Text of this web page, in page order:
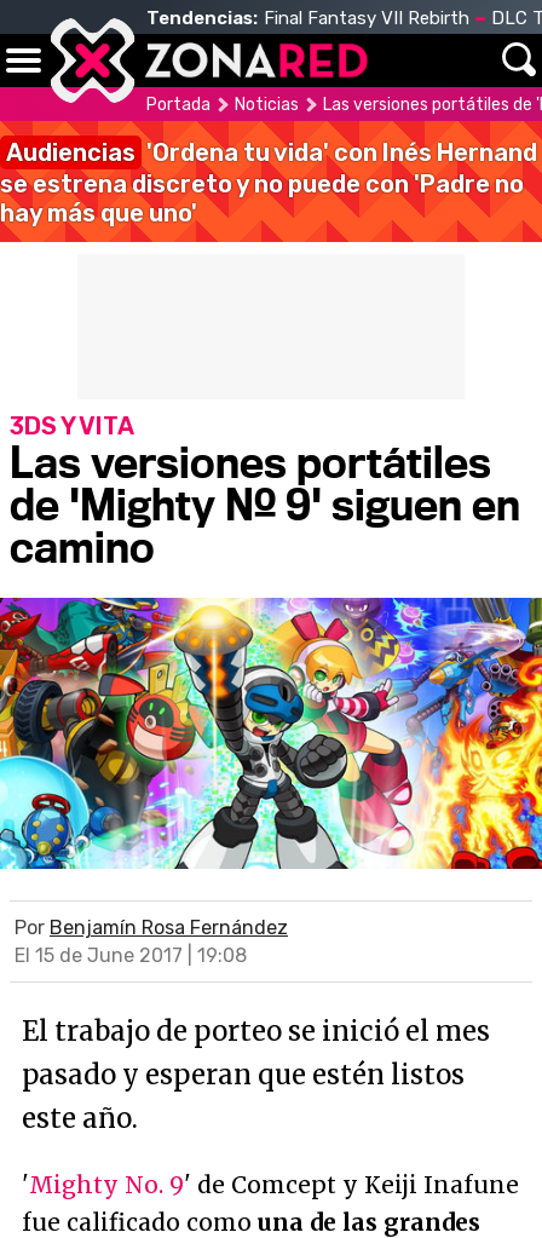
Tendencias: Final Fantasy VII Rebirth DLC
Portada Noticias Las versiones portátiles de
Audiencias 'Ordena tu vida' con Inés Hernand
se estrena discreto y no puede con 'Padre no
hay más que uno'
Las versiones portátiles
de 'Mighty Nº 9' siguen en
camino
3DS Y VITA
Por Benjamín Rosa Fernández
El 15 de June 2017 | 19:08
El trabajo de porteo se inició el mes
pasado y esperan que estén listos
este año.
'Mighty No. 9' de Comcept y Keiji Inafune
fue calificado como una de las grandes